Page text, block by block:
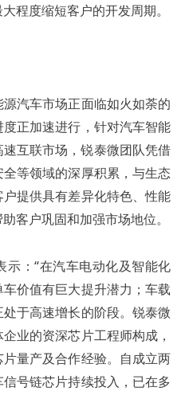
程度缩短客户的开发周期。
汽车市场正面临如火如荼的
正加速进行，针对汽车智能
互联市场，锐泰微团队凭借
等领域的深厚积累，与生态
提供具有差异化特色、性能
客户巩固和加强市场地位。
示：“在汽车电动化及智能化
价值有巨大提升潜力；车载
于高速增长的阶段。锐泰微
业的资深芯片工程师构成，
量产及合作经验。自成立两
号链芯片持续投入，已在多